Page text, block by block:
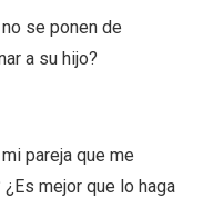
se ponen de
a su hijo?
pareja que me
mejor que lo haga